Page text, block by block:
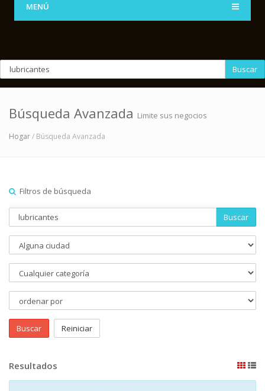
MENÚ
Buscar
Búsqueda Avanzada Limite sus negocios
Hogar/ Búsqueda Avanzada
Filtros de búsqueda
Buscar
Buscar Reiniciar
Resultados